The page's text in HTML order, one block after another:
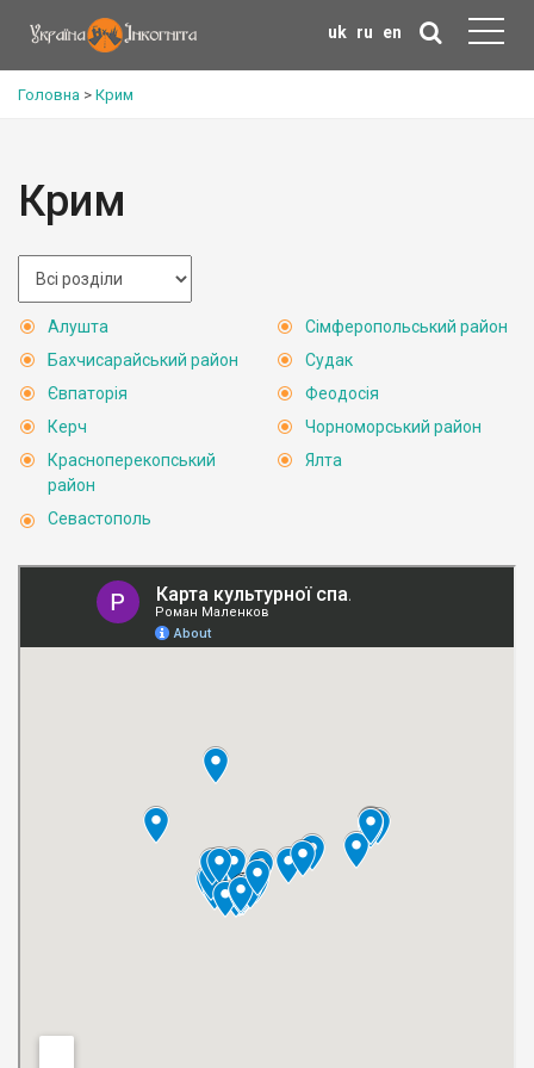
uk ru en
Головна > Крим
Крим
Алушта
Бахчисарайський район
Євпаторія
Керч
Красноперекопський
район
Севастополь
Сімферопольський район
Судак
Феодосія
Чорноморський район
Ялта